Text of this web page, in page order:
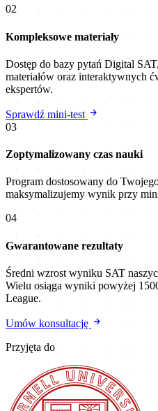
02
Kompleksowe materiały
Dostęp do bazy pytań Digital
materiałów oraz interaktywnych
ekspertów.
Sprawdź mini-test
03
Zoptymalizowany czas nauki
Program dostosowany do
maksymalizujemy wynik przy
04
Gwarantowane rezultaty
Średni wzrost wyniku SAT
Wielu osiąga wyniki powyżej
League.
Umów konsultację
Przyjęta do